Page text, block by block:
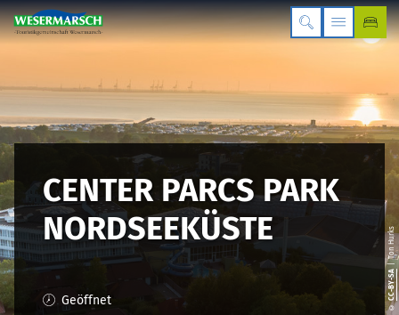
©
CC-BY-SA
| Ton Hurks
CENTER PARCS PARK
NORDSEEKÜSTE
Geöffnet